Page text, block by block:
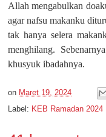
Allah mengabulkan
agar nafsu makanku
tak hanya selera
menghilang.
khusyuk ibadahnya.
on Maret 19, 2024
Label: KEB Ramadan 2024